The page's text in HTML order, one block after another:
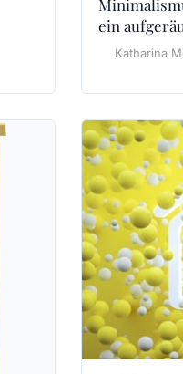
ein
Katharina